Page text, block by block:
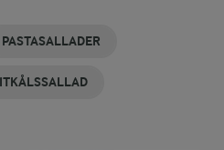
PASTASALLADER